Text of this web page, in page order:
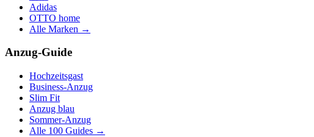
Adidas
OTTO home
Alle Marken →
Anzug-Guide
Hochzeitsgast
Business-Anzug
Slim Fit
Anzug blau
Sommer-Anzug
Alle 100 Guides →